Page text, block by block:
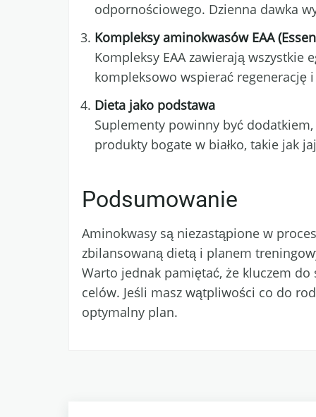
odpornościowego. Dzienna dawka
Kompleksy aminokwasów EAA
Kompleksy EAA zawierają
kompleksowo wspierać
Dieta jako podstawa
Suplementy powinny być
produkty bogate w białko, takie jak
Podsumowanie
Aminokwasy są niezastąpione w
zbilansowaną dietą i planem
Warto jednak pamiętać, że kluczem
celów. Jeśli masz wątpliwości co do
optymalny plan.